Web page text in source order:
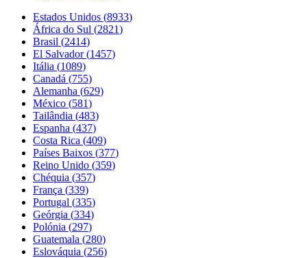
Estados Unidos (8933)
África do Sul (2821)
Brasil (2414)
El Salvador(1457)
Itália (1089)
Canadá (755)
Alemanha (629)
México (581)
Tailândia (483)
Espanha (437)
Costa Rica (409)
Países Baixos (377)
Reino Unido (359)
Chéquia (357)
França (339)
Portugal (335)
Geórgia (334)
Polónia (297)
Guatemala (280)
Eslováquia (256)